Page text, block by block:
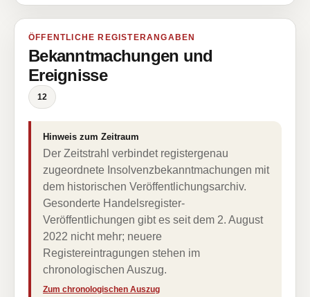
ÖFFENTLICHE REGISTERANGABEN
Bekanntmachungen und
Ereignisse
12
Hinweis zum Zeitraum
Der Zeitstrahl verbindet registergenau
zugeordnete Insolvenzbekanntmachungen mit
dem historischen Veröffentlichungsarchiv.
Gesonderte Handelsregister-
Veröffentlichungen gibt es seit dem 2. August
2022 nicht mehr; neuere
Registereintragungen stehen im
chronologischen Auszug.
Zum chronologischen Auszug